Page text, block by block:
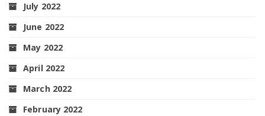
July 2022
June 2022
May 2022
April 2022
March 2022
February 2022